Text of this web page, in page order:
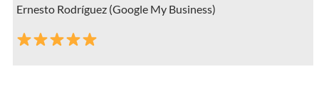
Ernesto Rodríguez (Google My Business)